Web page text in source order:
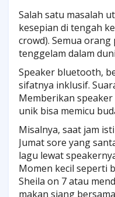
Salah satu masalah
kesepian di tengah
crowd). Semua
tenggelam dalam
Speaker bluetooth,
sifatnya inklusif.
Memberikan
unik bisa memicu
Misalnya, saat jam
Jumat sore yang
lagu lewat
Momen kecil seperti
Sheila on 7 atau
makan siang